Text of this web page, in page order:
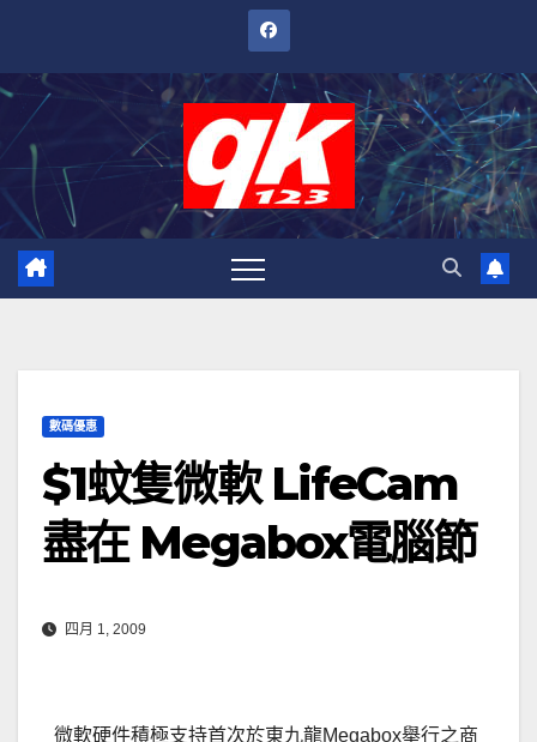
內
數碼優惠
$1蚊隻微軟 LifeCam
盡在 Megabox電腦節
四月 1, 2009
微軟硬件積極支持首次於東九龍Megabox舉行之商